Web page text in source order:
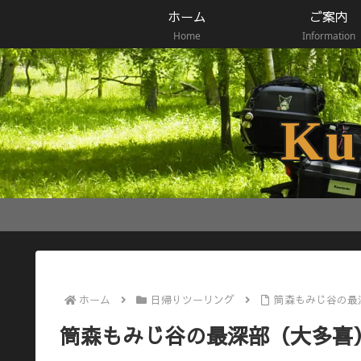
ホーム
Home
ご案内
Information
ホーム 日帰りツーリング 筒森もみじ谷の
筒森もみじ谷の最深部（大多喜